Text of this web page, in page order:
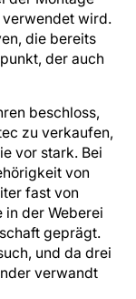
verwendet wird.
die bereits
der auch
beschloss,
zu verkaufen,
vor stark. Bei
von
fast von
in der Weberei
geprägt.
und da drei
verwandt